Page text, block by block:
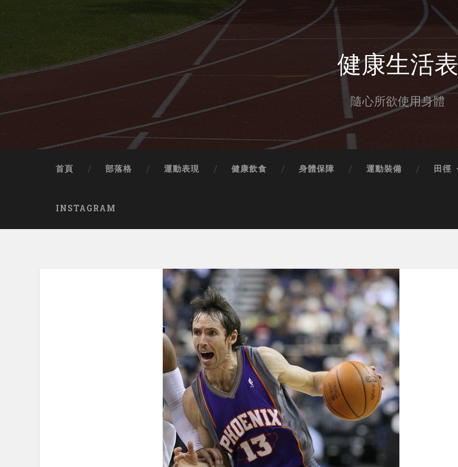
健康生活表
隨心所欲使用身體
首頁 部落格 運動表現 健康飲食 身體保障 運動裝備 田徑
INSTAGRAM